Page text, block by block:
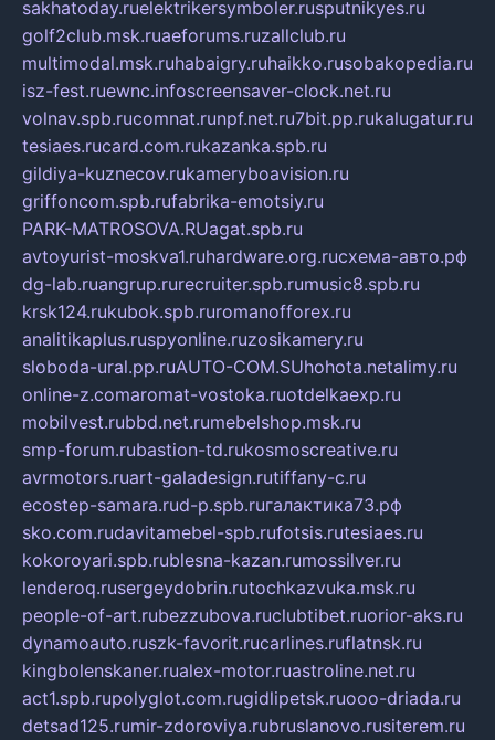
sakhatoday.ruelektrikersymboler.rusputnikyes.ru
golf2club.msk.ruaeforums.ruzallclub.ru
multimodal.msk.ruhabaigry.ruhaikko.rusobakopedia.ru
isz-fest.ruewnc.infoscreensaver-clock.net.ru
volnav.spb.rucomnat.runpf.net.ru7bit.pp.rukalugatur.ru
tesiaes.rucard.com.rukazanka.spb.ru
gildiya-kuznecov.rukameryboavision.ru
griffoncom.spb.rufabrika-emotsiy.ru
PARK-MATROSOVA.RUagat.spb.ru
avtoyurist-moskva1.ruhardware.org.ruсхема-авто.рф
dg-lab.ruangrup.rurecruiter.spb.rumusic8.spb.ru
krsk124.rukubok.spb.ruromanofforex.ru
analitikaplus.ruspyonline.ruzosikamery.ru
sloboda-ural.pp.ruAUTO-COM.SUhohota.netalimy.ru
online-z.comaromat-vostoka.ruotdelkaexp.ru
mobilvest.rubbd.net.rumebelshop.msk.ru
smp-forum.rubastion-td.rukosmoscreative.ru
avrmotors.ruart-galadesign.rutiffany-c.ru
ecostep-samara.rud-p.spb.ruгалактика73.рф
sko.com.rudavitamebel-spb.rufotsis.rutesiaes.ru
kokoroyari.spb.rublesna-kazan.rumossilver.ru
lenderoq.rusergeydobrin.rutochkazvuka.msk.ru
people-of-art.rubezzubova.ruclubtibet.ruorior-aks.ru
dynamoauto.ruszk-favorit.rucarlines.ruflatnsk.ru
kingbolenskaner.rualex-motor.ruastroline.net.ru
act1.spb.rupolyglot.com.rugidlipetsk.ruooo-driada.ru
detsad125.rumir-zdoroviya.rubruslanovo.rusiterem.ru